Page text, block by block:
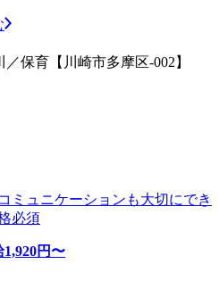
保育【川崎市多摩区-002】
ミュニケーションも大切にでき
必須
1,920円〜